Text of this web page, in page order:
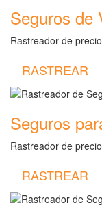
Seguros de
Rastreador de
RASTREAR
Seguros
Rastreador de
RASTREAR